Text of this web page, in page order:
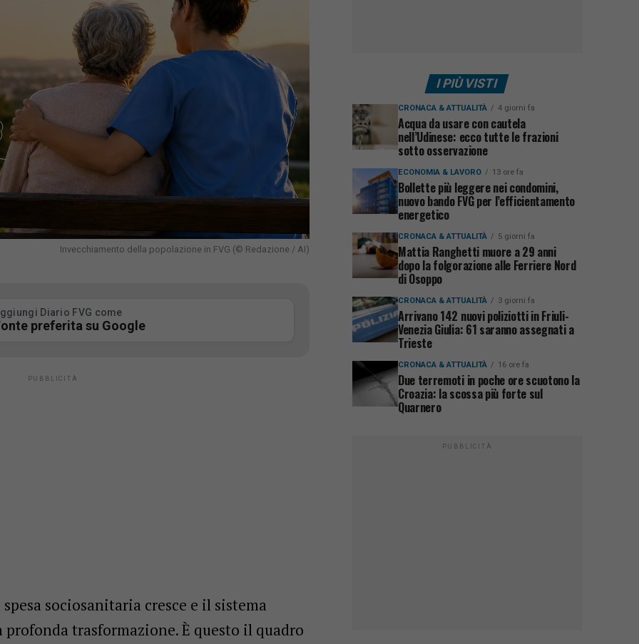
Invecchiamento della popolazione in FVG (© Redazione / AI)
Diario FVG come
preferita su Google
spesa sociosanitaria cresce e il sistema
trasformazione. È questo il quadro
I PIÙ VISTI
CRONACA & ATTUALITÀ 4 giorni fa
Acqua da usare con cautela
nell’Udinese: ecco tutte le frazioni
sotto osservazione
ECONOMIA & LAVORO 13 ore fa
Bollette più leggere nei condomini,
nuovo bando FVG per l’efficientamento
energetico
CRONACA & ATTUALITÀ 5 giorni fa
Mattia Ranghetti muore a 29 anni
dopo la folgorazione alle Ferriere Nord
di Osoppo
CRONACA & ATTUALITÀ 3 giorni fa
Arrivano 142 nuovi poliziotti in Friuli-
Venezia Giulia: 61 saranno assegnati a
Trieste
CRONACA & ATTUALITÀ 16 ore fa
Due terremoti in poche ore scuotono la
Croazia: la scossa più forte sul
Quarnero
PUBBLICITÀ